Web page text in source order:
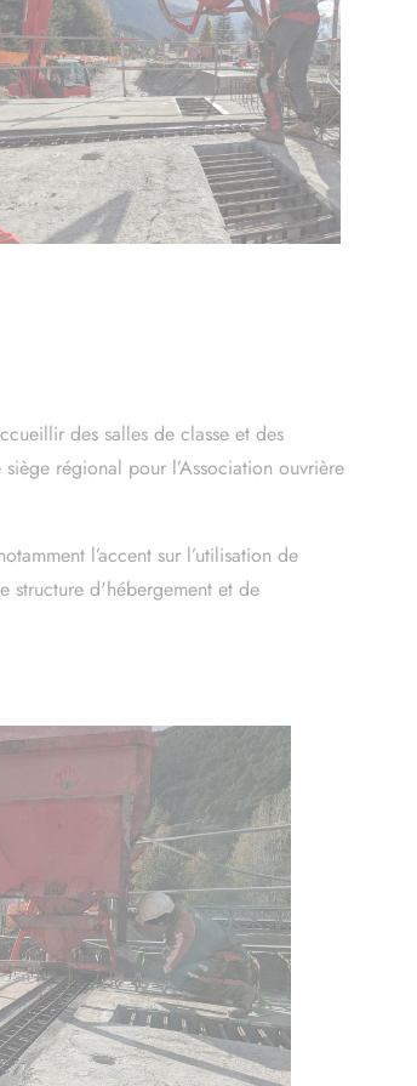
des salles de classe et des
régional pour l’Association ouvrière
l’accent sur l’utilisation de
structure d'hébergement et de